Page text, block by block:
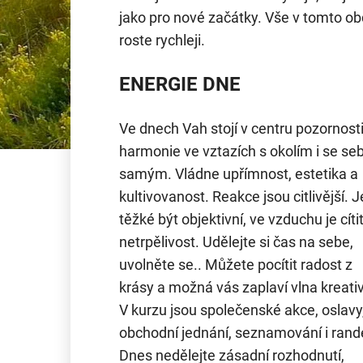
jako pro nové začátky. Vše v tomto
roste rychleji.
ENERGIE DNE
Ve dnech Vah stojí v centru pozornosti
harmonie ve vztazích s okolím i se
samým. Vládne upřímnost, estetika a
kultivovanost. Reakce jsou citlivější.
těžké být objektivní, ve vzduchu je cítit
netrpělivost. Udělejte si čas na sebe,
uvolněte se.. Můžete pocítit radost z
krásy a možná vás zaplaví vlna
V kurzu jsou společenské akce,
obchodní jednání, seznamování i
Dnes nedělejte zásadní rozhodnutí,